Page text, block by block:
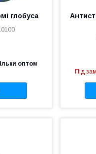
глобуса
оптом
Під